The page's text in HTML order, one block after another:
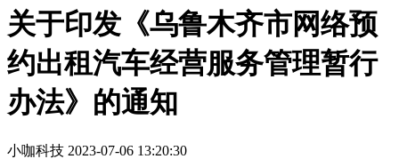
关于印发《乌鲁木齐市网络预
约出租汽车经营服务管理暂行
办法》的通知
小咖科技 2023-07-06 13:20:30